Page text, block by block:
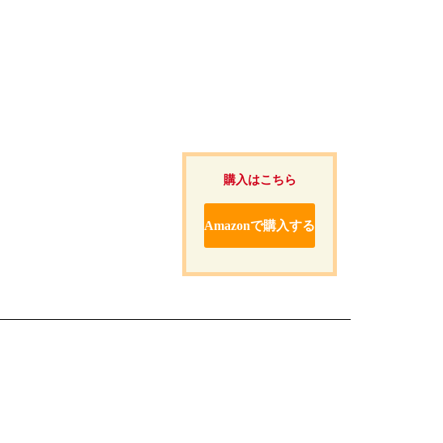
購入はこちら
Amazonで購入する